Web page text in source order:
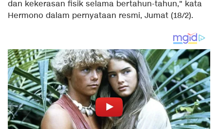
dan kekerasan fisik selama bertahun-tahun," kata
Hermono dalam pernyataan resmi, Jumat (18/2).